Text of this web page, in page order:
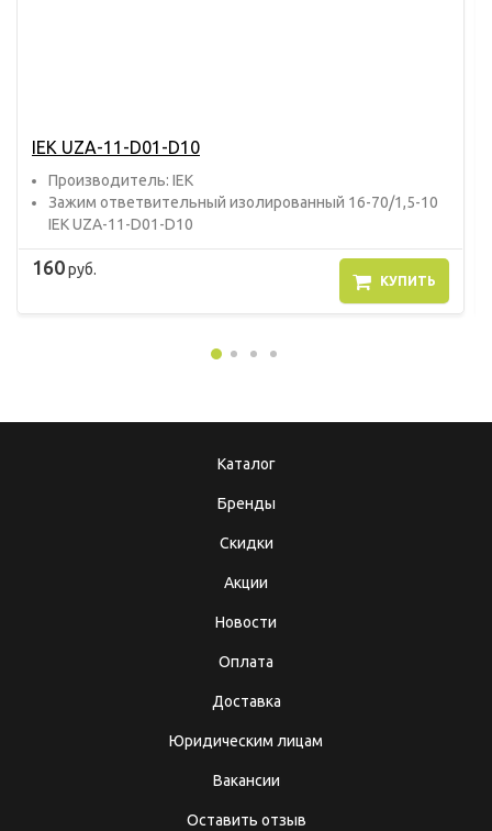
IEK UZA-11-D01-D10
Прoизвoдитель: IEK
Зажим ответвительный изолированный 16-70/1,5-10
IEK UZA-11-D01-D10
160руб.
КУПИТЬ
Каталог
Бренды
Скидки
Акции
Новости
Оплата
Доставка
Юридическим лицам
Вакансии
Оставить отзыв